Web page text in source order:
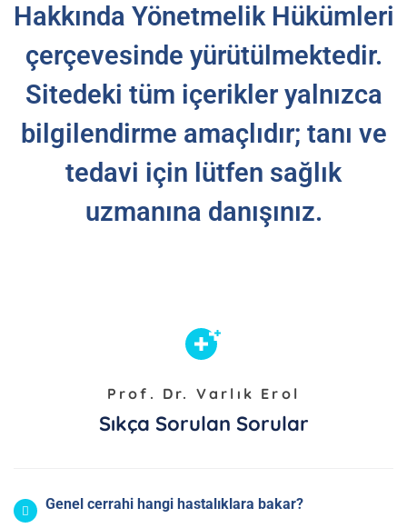
Hakkında Yönetmelik Hükümleri
çerçevesinde yürütülmektedir.
Sitedeki tüm içerikler yalnızca
bilgilendirme amaçlıdır; tanı ve
tedavi için lütfen sağlık
uzmanına danışınız.
Prof. Dr. Varlık Erol
Sıkça Sorulan Sorular
Genel cerrahi hangi hastalıklara bakar?